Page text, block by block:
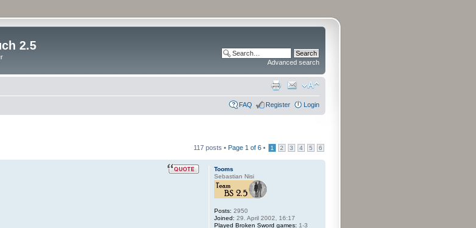
2.5
Advanced search
FAQ Register Login
117 posts • Page 1 of 6 • 1 2 3 4 5 6
Tooms
Sebastian Nisi
Posts: 2950
Joined: 29. April 2002, 16:17
Played Broken Sword games: 1-3